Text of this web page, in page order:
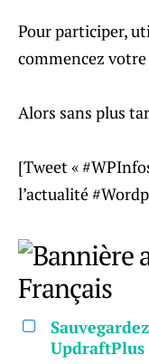
Pour participer,
commencez
Alors sans plus
[Tweet «
l’actualité
UpdraftPlus